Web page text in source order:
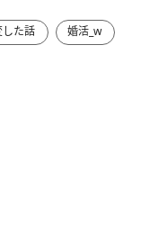
た話
婚活_w